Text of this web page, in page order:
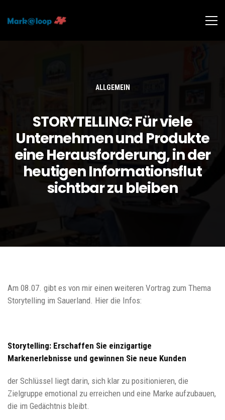
ALLGEMEIN
STORYTELLING: Für viele
Unternehmen und Produkte
eine Herausforderung, in der
heutigen Informationsflut
sichtbar zu bleiben
Am 08.07. gibt es von mir einen weiteren Vortrag zum Thema
Storytelling im Sauerland. Hier die Infos:
Storytelling: Erschaffen Sie einzigartige
Markenerlebnisse und gewinnen Sie neue Kunden
der Schlüssel liegt darin, sich klar zu positionieren, die
Zielgruppe emotional zu erreichen und eine Marke aufzubauen,
die im Gedächtnis bleibt.